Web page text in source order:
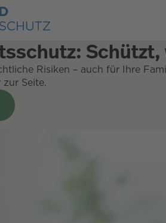
Risiken – auch für Ihre
Seite.